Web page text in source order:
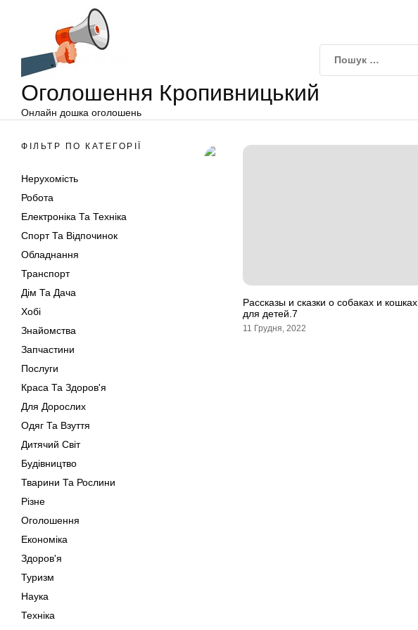
Оголошення Кропивницький
Онлайн дошка оголошень
ФІЛЬТР ПО КАТЕГОРІЇ
Нерухомість
Робота
Електроніка Та Техніка
Спорт Та Відпочинок
Обладнання
Транспорт
Дім Та Дача
Хобі
Знайомства
Запчастини
Послуги
Краса Та Здоров'я
Для Дорослих
Одяг Та Взуття
Дитячий Світ
Будівництво
Тварини Та Рослини
Різне
Оголошення
Економіка
Здоров'я
Туризм
Наука
Техніка
Рассказы и сказки о собаках и кошках
для детей.7
11 Грудня, 2022